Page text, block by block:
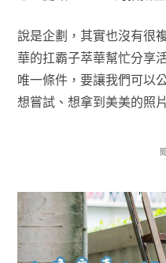
說是企劃，其實也沒有很
華的扛霸子萃華幫忙分享
唯一條件，要讓我們可以
想嘗試、想拿到美美的照